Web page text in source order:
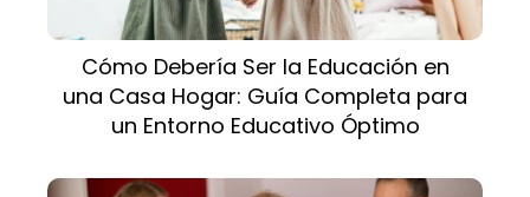
Cómo Debería Ser la Educación en
una Casa Hogar: Guía Completa para
un Entorno Educativo Óptimo